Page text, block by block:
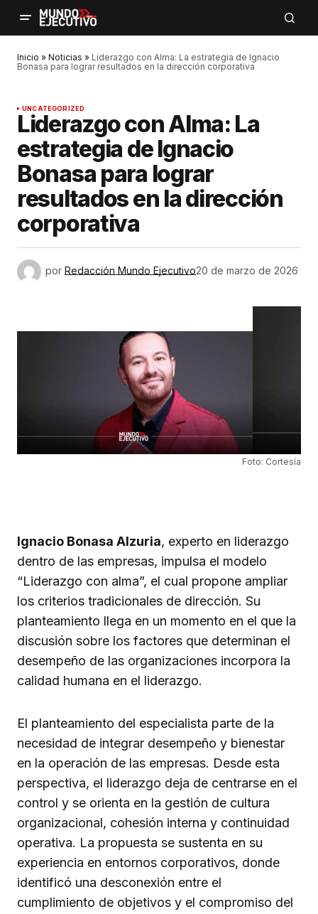
Inicio » Noticias » Liderazgo con Alma: La estrategia de Ignacio
Bonasa para lograr resultados en la dirección corporativa
UNCATEGORIZED
Liderazgo con Alma: La
estrategia de Ignacio
Bonasa para lograr
resultados en la dirección
corporativa
por Redacción Mundo Ejecutivo20 de marzo de 2026
Foto: Cortesía
Ignacio Bonasa Alzuria, experto en liderazgo
dentro de las empresas, impulsa el modelo
“Liderazgo con alma”, el cual propone ampliar
los criterios tradicionales de dirección. Su
planteamiento llega en un momento en el que la
discusión sobre los factores que determinan el
desempeño de las organizaciones incorpora la
calidad humana en el liderazgo.
El planteamiento del especialista parte de la
necesidad de integrar desempeño y bienestar
en la operación de las empresas. Desde esta
perspectiva, el liderazgo deja de centrarse en el
control y se orienta en la gestión de cultura
organizacional, cohesión interna y continuidad
operativa. La propuesta se sustenta en su
experiencia en entornos corporativos, donde
identificó una desconexión entre el
cumplimiento de objetivos y el compromiso del